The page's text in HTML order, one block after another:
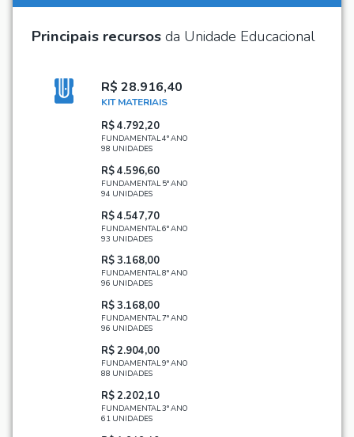
Principais recursosda Unidade Educacional
R$ 28.916,40
KIT MATERIAIS
R$ 4.792,20
FUNDAMENTAL 4° ANO
98 UNIDADES
R$ 4.596,60
FUNDAMENTAL 5° ANO
94 UNIDADES
R$ 4.547,70
FUNDAMENTAL 6° ANO
93 UNIDADES
R$ 3.168,00
FUNDAMENTAL 8° ANO
96 UNIDADES
R$ 3.168,00
FUNDAMENTAL 7° ANO
96 UNIDADES
R$ 2.904,00
FUNDAMENTAL 9° ANO
88 UNIDADES
R$ 2.202,10
FUNDAMENTAL 3° ANO
61 UNIDADES